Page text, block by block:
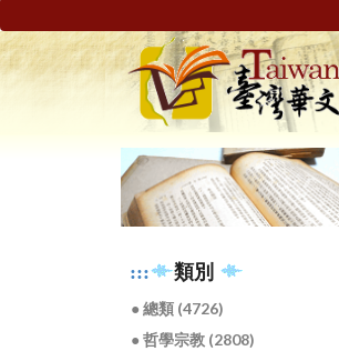
::: 類別
● 總類 (4726)
● 哲學宗教 (2808)